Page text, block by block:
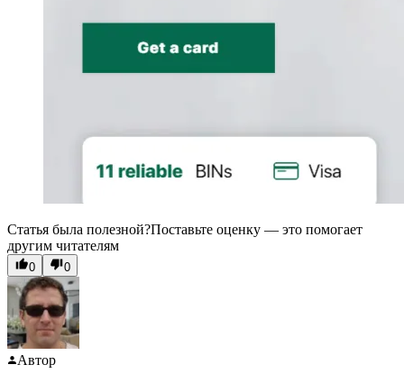
Статья была полезной?Поставьте оценку — это помогает
другим читателям
0 0
Автор